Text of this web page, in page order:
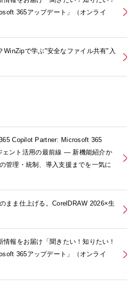
365アップデート」（オンライ
WinZipで学ぶ"安全なファイル共有"入
Copilot Partner: Microsoft 365
ェント活用の最前線 ― 新機能紹介か
管理・統制、導入支援までを一気に
まま仕上げる。CorelDRAW 2026×生
報をお届け「聞きたい！知りたい！
365アップデート」（オンライ